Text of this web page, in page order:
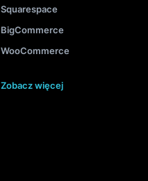
Squarespace
BigCommerce
WooCommerce
Zobacz więcej